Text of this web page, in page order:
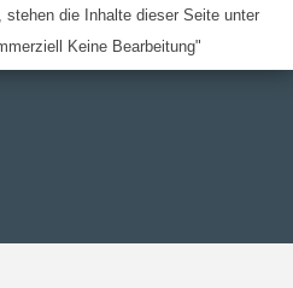
, stehen die Inhalte dieser Seite unter